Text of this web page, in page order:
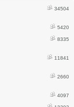
34504
5420
8335
11841
2660
4097